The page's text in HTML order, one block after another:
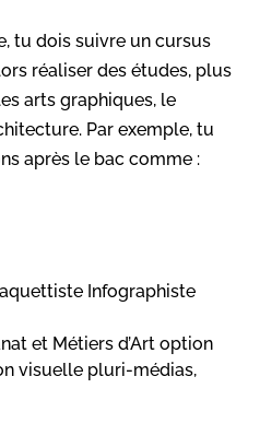
tu dois suivre un cursus
réaliser des études, plus
arts graphiques, le
Par exemple, tu
après le bac comme :
Infographiste
et Métiers d’Art option
visuelle pluri-médias,